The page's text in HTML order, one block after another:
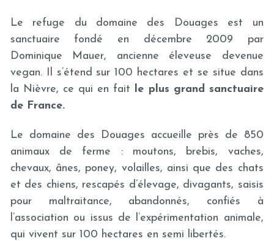
Le refuge du domaine des Douages est un
sanctuaire fondé en décembre 2009 par
Dominique Mauer, ancienne éleveuse devenue
vegan. Il s’étend sur 100 hectares et se situe dans
la Nièvre, ce qui en fait le plus grand sanctuaire
de France.
Le domaine des Douages accueille près de 850
animaux de ferme : moutons, brebis, vaches,
chevaux, ânes, poney, volailles, ainsi que des chats
et des chiens, rescapés d’élevage, divagants, saisis
pour maltraitance, abandonnés, confiés à
l’association ou issus de l’expérimentation animale,
qui vivent sur 100 hectares en semi libertés.